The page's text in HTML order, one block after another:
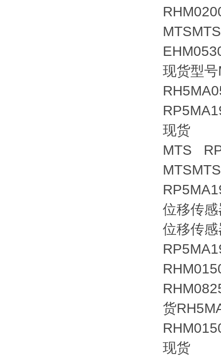
现货型
现货
MTS
位移传
位移传
货
现货